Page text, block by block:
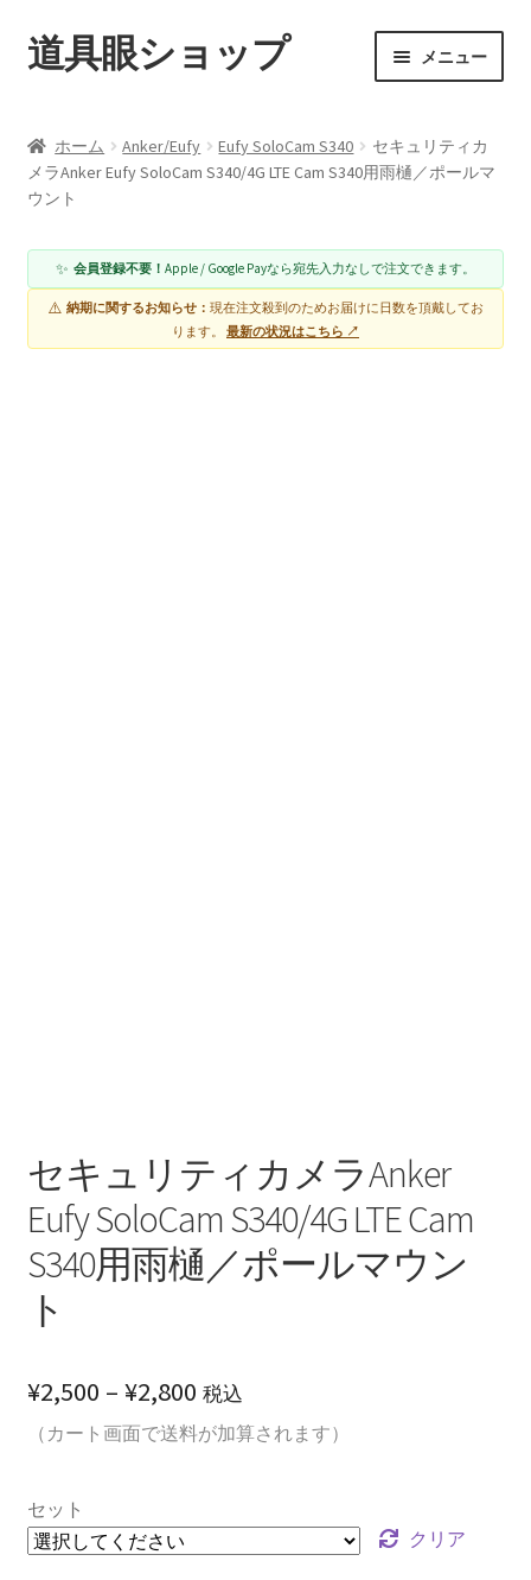
ナ
ビ
ー
シ
ョ
へ
ス
ッ
コ
ン
ン
ツ
へ
キ
ッ
道具眼ショップ メニュー
アイテム一覧
納期について
ホーム Anker/Eufy Eufy SoloCam S340
セキュリティカ
メラAnker Eufy SoloCam S340/4G LTE Cam S340用雨樋／ポールマ
ウント
✨ 会員登録不要！ Apple / Google Payなら宛先入力なしで注文できます。
⚠️ 納期に関するお知らせ： 現在注文殺到のためお届けに日数を頂戴してお
ります。 最新の状況はこちら ↗
セキュリティカメラAnker
Eufy SoloCam S340/4G LTE Cam
S340用雨樋／ポールマウン
ト
¥2,500 – ¥2,800価
格
¥2,500
–
税込
（カート画面で送料が加算されます）
セット
クリア